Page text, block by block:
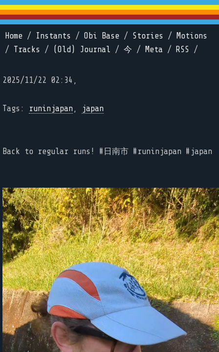
Home / Instants / Obi Base / Stories /
Motions
/ Tracks / (Old) Journal / 今 / Meta / RSS /
2025/11/22 02:34,
Tags: runinjapan, japan
Back to regular runs! #日南市 #runinjapan #japan